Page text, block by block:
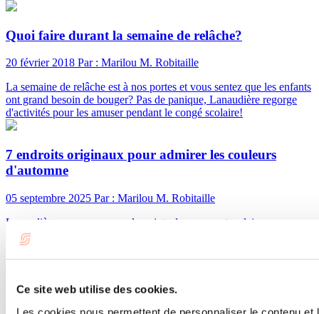
Ce site web utilise des cookies.
Quoi faire durant la semaine de relâche?
20 février 2018 Par : Marilou M. Robitaille
La semaine de relâche est à nos portes et vous sentez que les enfants
ont grand besoin de bouger? Pas de panique, Lanaudière regorge
d'activités pour les amuser pendant le congé scolaire!
7 endroits originaux pour admirer les couleurs
d'automne
05 septembre 2025 Par : Marilou M. Robitaille
Lanaudière ne manque pas de points de vue spectaculaires pour
admirer les couleurs, mais si tu veux sortir des sentiers battus, on a
ce qu’il te faut. Voici 7 endroits originaux où l’automne se dévoile
sous un tout nouvel angle!
Besoin d'information?